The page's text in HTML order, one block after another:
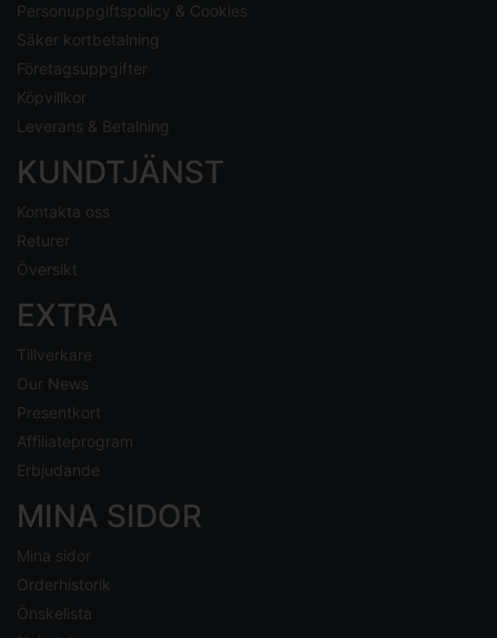
Personuppgiftspolicy & Cookies
Säker kortbetalning
Företagsuppgifter
Köpvillkor
Leverans & Betalning
KUNDTJÄNST
Kontakta oss
Returer
Översikt
EXTRA
Tillverkare
Our News
Presentkort
Affiliateprogram
Erbjudande
MINA SIDOR
Mina sidor
Orderhistorik
Önskelista